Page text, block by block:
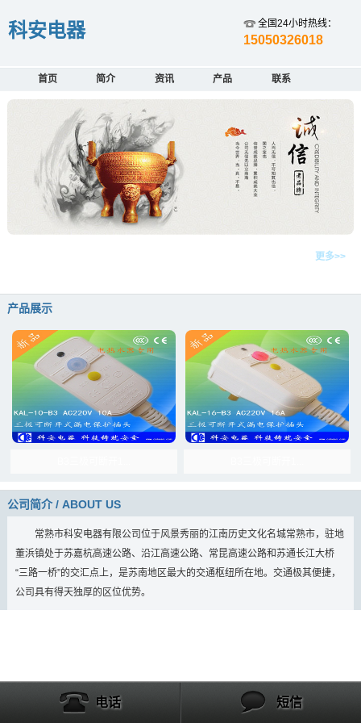
科安电器 全国24小时热线：
15050326018
首页 简介 资讯 产品 联系
更多>>
产品展示
公司简介 / ABOUT US
常熟市科安电器有限公司位于风景秀丽的江南历史文化名城常熟市，驻地
董浜镇处于苏嘉杭高速公路、沿江高速公路、常昆高速公路和苏通长江大桥
“三路一桥”的交汇点上，是苏南地区最大的交通枢纽所在地。交通极其便捷，
公司具有得天独厚的区位优势。
电话 短信